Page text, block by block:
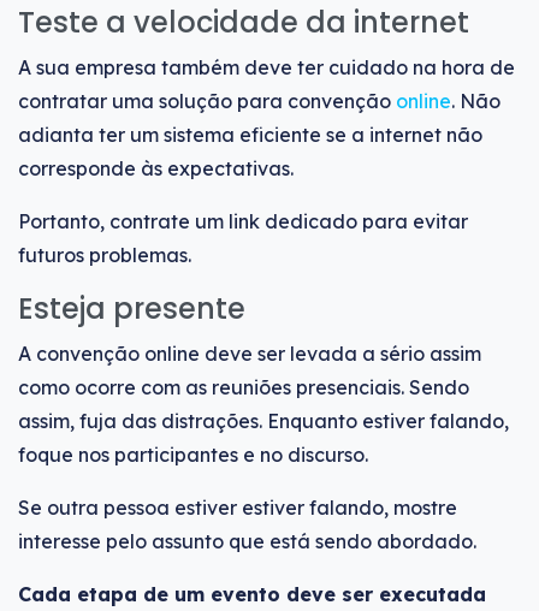
Teste a velocidade da internet
A sua empresa também deve ter cuidado na hora de
contratar uma solução para convenção online. Não
adianta ter um sistema eficiente se a internet não
corresponde às expectativas.
Portanto, contrate um link dedicado para evitar
futuros problemas.
Esteja presente
A convenção online deve ser levada a sério assim
como ocorre com as reuniões presenciais. Sendo
assim, fuja das distrações. Enquanto estiver falando,
foque nos participantes e no discurso.
Se outra pessoa estiver estiver falando, mostre
interesse pelo assunto que está sendo abordado.
Cada etapa de um evento deve ser executada